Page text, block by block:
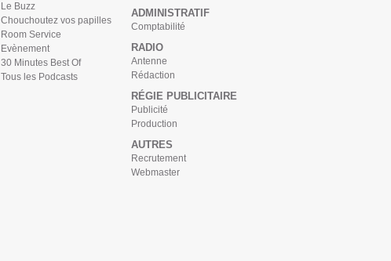
Le Buzz
Chouchoutez vos papilles
Room Service
Evènement
30 Minutes Best Of
Tous les Podcasts
ADMINISTRATIF
Comptabilité
RADIO
Antenne
Rédaction
RÉGIE PUBLICITAIRE
Publicité
Production
AUTRES
Recrutement
Webmaster